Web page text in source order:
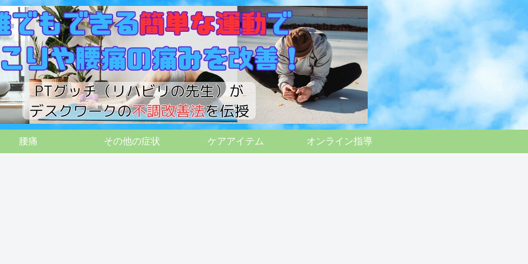
腰痛 その他の症状 ケアアイテム オンライン指導